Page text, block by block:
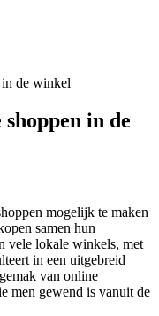
de winkel
in de
mogelijk te maken
samen hun
vele lokale winkels, met
in een uitgebreid
van online
men gewend is vanuit de